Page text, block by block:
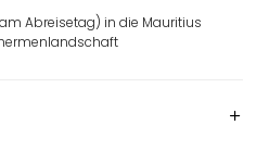
Abreisetag) in die Mauritius